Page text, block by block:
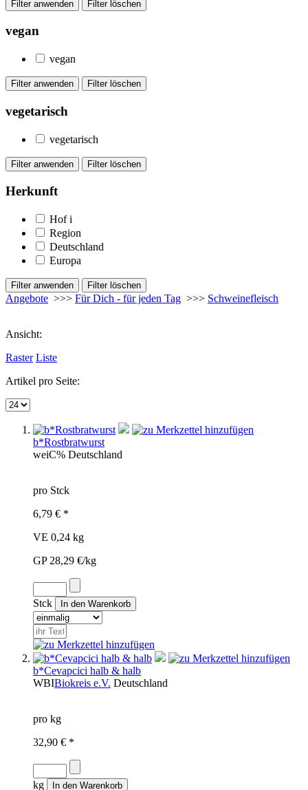
vegan
vegan
vegetarisch
vegetarisch
Herkunft
Hof i
Region
Deutschland
Europa
Angebote >>> Für Dich - für jeden Tag >>> Schweinefleisch
Ansicht:
Raster Liste
Artikel pro Seite:
b*Rostbratwurst
weiC% Deutschland
pro Stck
6,79 € *
VE 0,24 kg
GP 28,29 €/kg
Stck
b*Cevapcici halb & halb
WBIBiokreis e.V. Deutschland
pro kg
32,90 € *
kg